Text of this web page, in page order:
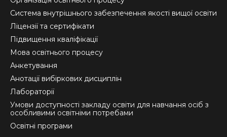
new
window
new
window
new
window
Система внутрішнього забезпечення якості вищої освіти
Ліцензії та сертифікати
Підвищення кваліфікації
Мова освітнього процесу
Анкетування
Анотації вибіркових дисциплін
Лабораторії
Умови доступності закладу освіти для навчання осіб з
особливими освітніми потребами
Освітні програми